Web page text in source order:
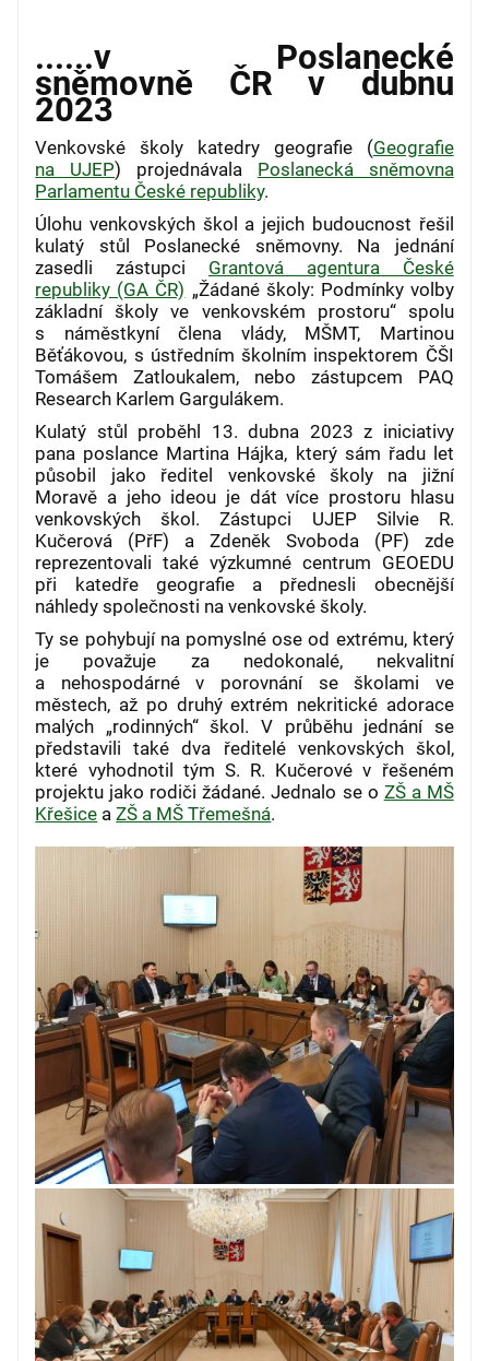
......v Poslanecké
sněmovně ČR v dubnu
2023
Venkovské školy katedry geografie (Geografie
na UJEP) projednávala Poslanecká sněmovna
Parlamentu České republiky.
Úlohu venkovských škol a jejich budoucnost řešil
kulatý stůl Poslanecké sněmovny. Na jednání
zasedli zástupci Grantová agentura České
republiky (GA ČR) „Žádané školy: Podmínky volby
základní školy ve venkovském prostoru“ spolu
s náměstkyní člena vlády, MŠMT, Martinou
Běťákovou, s ústředním školním inspektorem ČŠI
Tomášem Zatloukalem, nebo zástupcem PAQ
Research Karlem Gargulákem.
Kulatý stůl proběhl 13. dubna 2023 z iniciativy
pana poslance Martina Hájka, který sám řadu let
působil jako ředitel venkovské školy na jižní
Moravě a jeho ideou je dát více prostoru hlasu
venkovských škol. Zástupci UJEP Silvie R.
Kučerová (PřF) a Zdeněk Svoboda (PF) zde
reprezentovali také výzkumné centrum GEOEDU
při katedře geografie a přednesli obecnější
náhledy společnosti na venkovské školy.
Ty se pohybují na pomyslné ose od extrému, který
je považuje za nedokonalé, nekvalitní
a nehospodárné v porovnání se školami ve
městech, až po druhý extrém nekritické adorace
malých „rodinných“ škol. V průběhu jednání se
představili také dva ředitelé venkovských škol,
které vyhodnotil tým S. R. Kučerové v řešeném
projektu jako rodiči žádané. Jednalo se o ZŠ a MŠ
Křešice aZŠ a MŠ Třemešná.